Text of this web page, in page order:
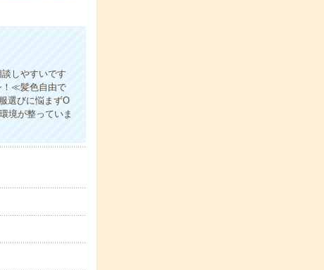
しやすいです
！≪髪色自由で
選びに悩まずO
境が整っていま